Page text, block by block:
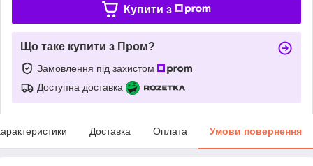
Купити з
Що таке купити з Пром?
Замовлення під захистом
Доступна доставка
Доставка Оплата Умови повернення